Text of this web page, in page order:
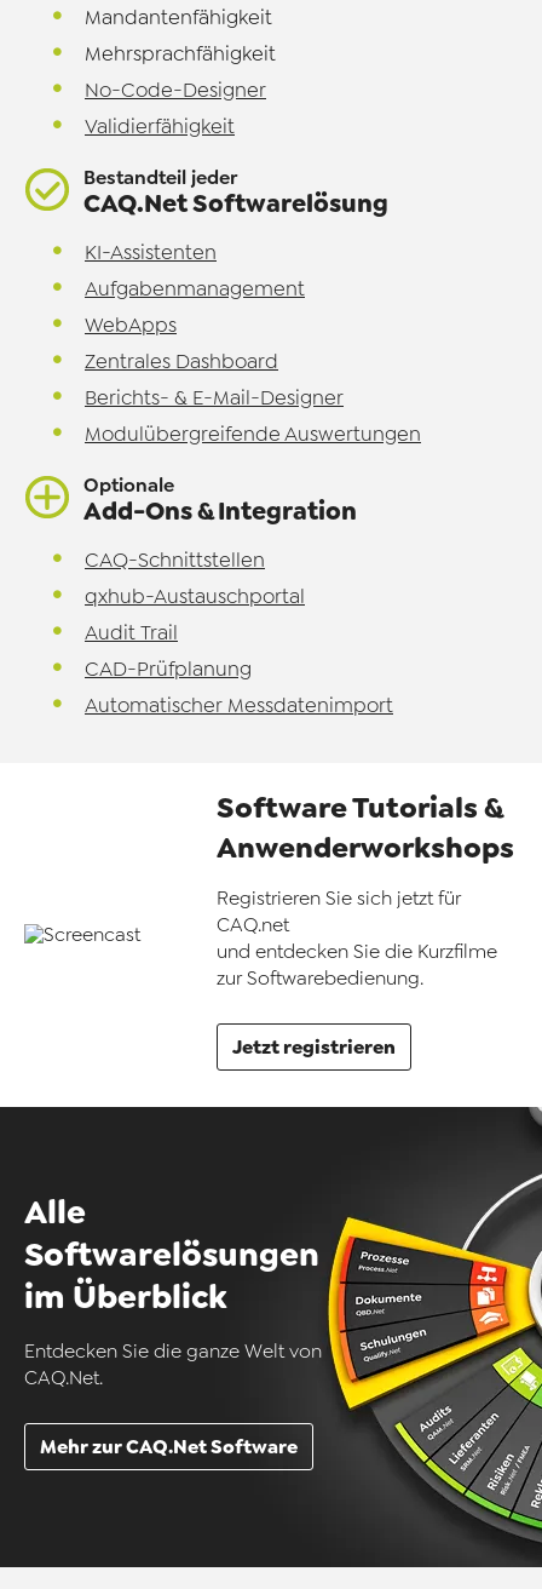
Mandantenfähigkeit
Mehrsprachfähigkeit
No-Code-Designer
Validierfähigkeit
Bestandteil jeder
CAQ.Net Softwarelösung
KI-Assistenten
Aufgabenmanagement
WebApps
Zentrales Dashboard
Berichts- & E-Mail-Designer
Modulübergreifende Auswertungen
Optionale
Add-Ons & Integration
CAQ-Schnittstellen
qxhub-Austauschportal
Audit Trail
CAD-Prüfplanung
Automatischer Messdatenimport
Software Tutorials &
Anwenderworkshops
Registrieren Sie sich jetzt für
CAQ.net
und entdecken Sie die Kurzfilme
zur Softwarebedienung.
Jetzt registrieren
Alle
Softwarelösungen
im Überblick
Entdecken Sie die ganze Welt von
CAQ.Net.
Mehr zur CAQ.Net Software